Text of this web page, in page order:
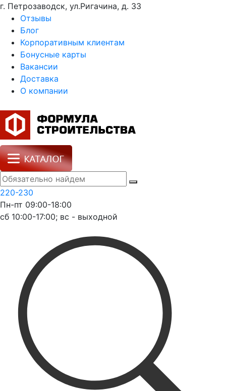
г. Петрозаводск, ул.Ригачина, д. 33
Отзывы
Блог
Корпоративным клиентам
Бонусные карты
Вакансии
Доставка
О компании
220-230
Пн-пт 09:00-18:00
сб 10:00-17:00; вс - выходной